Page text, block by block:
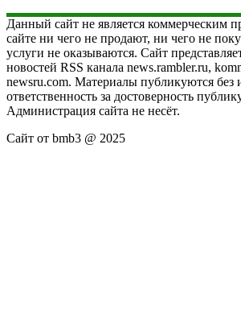
Данный сайт не является коммерческим
сайте ни чего не продают, ни чего не
услуги не оказываются. Сайт
новостей RSS канала news.rambler.ru,
newsru.com. Материалы публикуются без
ответственность за достоверность
Администрация сайта не несёт.
Сайт от bmb3 @ 2025